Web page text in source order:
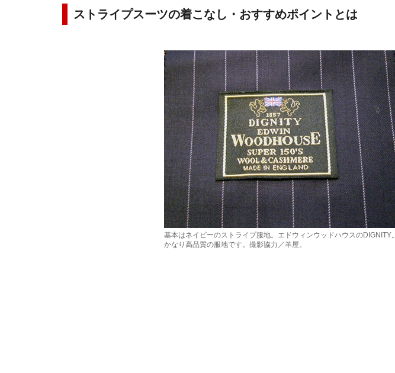
ストライプスーツの着こなし・おすすめポイントとは
基本はネイビーのストライプ服地。エドウィンウッドハウスのDIGNITY。
かなり高品質の服地です。撮影協力／羊屋。